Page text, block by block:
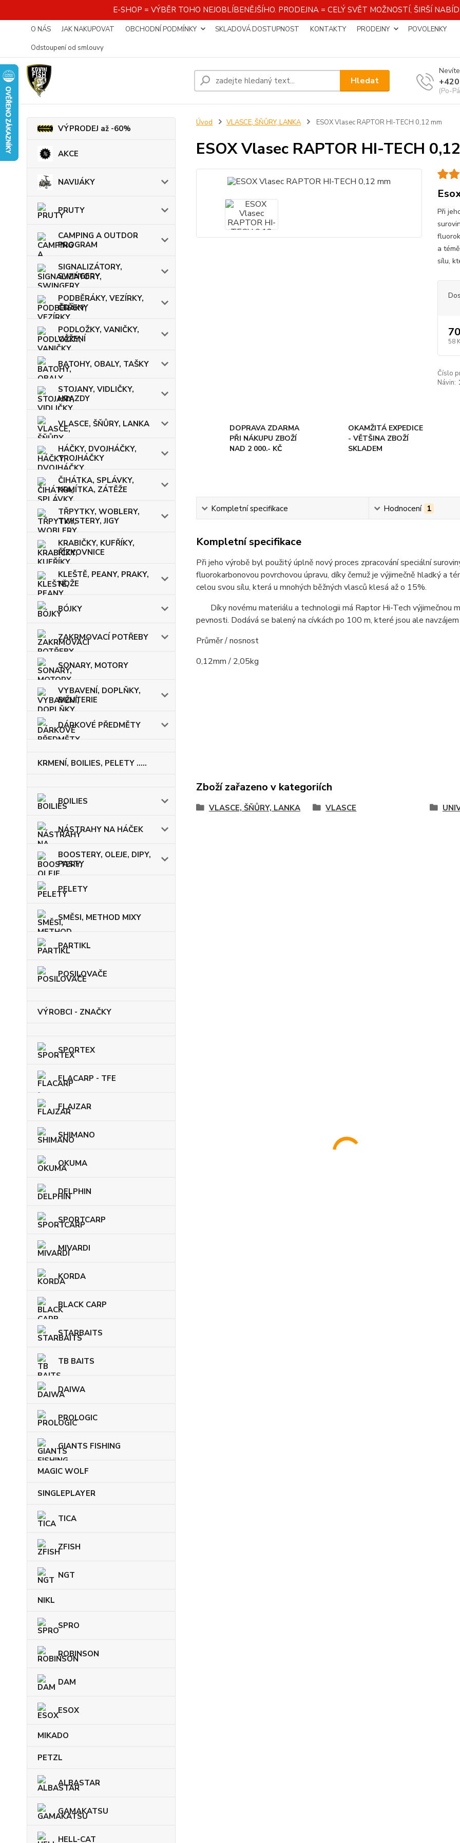
E-SHOP = VÝBĚR TOHO NEJOBLÍBENĚJŠÍHO. PRODEJNA = CELÝ SVĚT MOŽNOSTÍ, ŠIRŠÍ
O NÁS JAK NAKUPOVAT OBCHODNÍ PODMÍNKY SKLADOVÁ DOSTUPNOST KONTAKTY PRODEJNY
POVOLENKY
Odstoupení od smlouvy
Hledat
(Po-
VÝPRODEJ až -60%
AKCE
NAVIJÁKY
PRUTY
CAMPING A OUTDOR
PROGRAM
SIGNALIZÁTORY,
SWINGERY
PODBĚRÁKY, VEZÍRKY,
ČEŘENY
PODLOŽKY, VANIČKY,
VÁŽENÍ
BATOHY, OBALY, TAŠKY
STOJANY, VIDLIČKY,
HRAZDY
VLASCE, ŠŇŮRY, LANKA
HÁČKY, DVOJHÁČKY,
TROJHÁČKY
ČIHÁTKA, SPLÁVKY,
KRMÍTKA, ZÁTĚŽE
TŘPYTKY, WOBLERY,
TWISTERY, JIGY
KRABIČKY, KUFŘÍKY,
ŘÍZKOVNICE
KLEŠTĚ, PEANY, PRAKY,
NOŽE
BÓJKY
ZAKRMOVACÍ POTŘEBY
SONARY, MOTORY
VYBAVENÍ, DOPLŇKY,
BIŽUTERIE
DÁRKOVÉ PŘEDMĚTY
KRMENÍ, BOILIES, PELETY .....
BOILIES
NÁSTRAHY NA HÁČEK
BOOSTERY, OLEJE, DIPY,
PASTY
PELETY
SMĚSI, METHOD MIXY
PARTIKL
POSILOVAČE
VÝROBCI - ZNAČKY
SPORTEX
FLACARP - TFE
FLAJZAR
SHIMANO
OKUMA
DELPHIN
SPORTCARP
MIVARDI
KORDA
BLACK CARP
STARBAITS
TB BAITS
DAIWA
PROLOGIC
GIANTS FISHING
MAGIC WOLF
SINGLEPLAYER
TICA
ZFISH
NGT
NIKL
SPRO
ROBINSON
DAM
ESOX
MIKADO
PETZL
ALBASTAR
GAMAKATSU
HELL-CAT
Úvod VLASCE, ŠŇŮRY, LANKA ESOX Vlasec RAPTOR HI-TECH 0,12 mm
ESOX Vlasec RAPTOR HI-TECH
Při
a
sílu,
58
Číslo
Návin:
DOPRAVA ZDARMA
PŘI NÁKUPU ZBOŽÍ
NAD 2 000.- KČ
OKAMŽITÁ EXPEDICE
- VĚTŠINA ZBOŽÍ
SKLADEM
Kompletní specifikace Hodnocení 1
Kompletní specifikace
Při jeho výrobě byl použitý úplně nový proces zpracování speciální
fluorokarbonovou povrchovou úpravu, díky čemuž je výjimečně hladký a
celou svou sílu, která u mnohých běžných vlasců klesá až o 15%.
Díky novému materiálu a technologii má Raptor Hi-Tech výjimečnou
pevnosti. Dodává se balený na cívkách po 100 m, které jsou ale
Průměr / nosnost
0,12mm / 2,05kg
Zboží zařazeno v kategoriích
VLASCE, ŠŇŮRY, LANKA VLASCE